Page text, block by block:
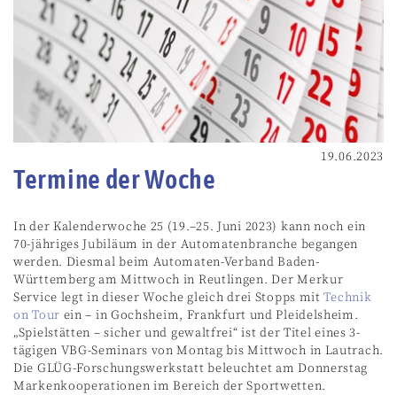
19.06.2023
Termine der Woche
In der Kalenderwoche 25 (19.–25. Juni 2023) kann noch ein
70-jähriges Jubiläum in der Automatenbranche begangen
werden. Diesmal beim Automaten-Verband Baden-
Württemberg am Mittwoch in Reutlingen. Der Merkur
Service legt in dieser Woche gleich drei Stopps mitTechnik
on Tour ein – in Gochsheim, Frankfurt und Pleidelsheim.
„Spielstätten – sicher und gewaltfrei“ ist der Titel eines 3-
tägigen VBG-Seminars von Montag bis Mittwoch in Lautrach.
Die GLÜG-Forschungswerkstatt beleuchtet am Donnerstag
Markenkooperationen im Bereich der Sportwetten.